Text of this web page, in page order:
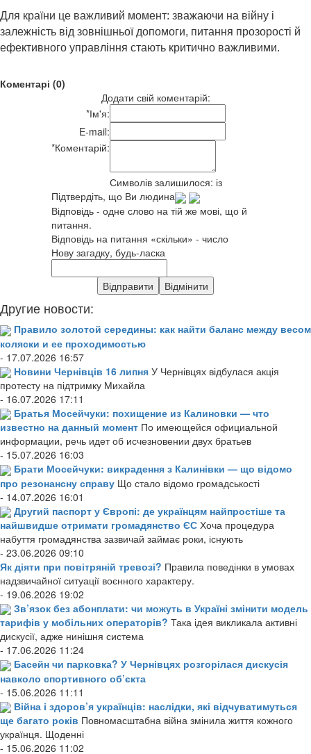
Для країни це важливий момент: зважаючи на війну і
залежність від зовнішньої допомоги, питання прозорості й
ефективного управління стають критично важливими.
Коментарі (0)
Додати свій коментарій:
*Ім'я:
E-mail:
*Коментарій:
Символів залишилося: із
Підтвердіть, що Ви людина
Відповідь - одне слово на тій же мові, що й
питання.
Відповідь на питання «скільки» - число
Нову загадку, будь-ласка
Другие новости:
Правило золотой середины: как найти баланс между весом
коляски и ее проходимостью
- 17.07.2026 16:57
Новини Чернівців 16 липня У Чернівцях відбулася акція
протесту на підтримку Михайла
- 16.07.2026 17:11
Братья Мосейчуки: похищение из Калиновки — что
известно на данный момент По имеющейся официальной
информации, речь идет об исчезновении двух братьев
- 15.07.2026 16:03
Брати Мосейчуки: викрадення з Калинівки — що відомо
про резонансну справу Що стало відомо громадськості
- 14.07.2026 16:01
Другий паспорт у Європі: де українцям найпростіше та
найшвидше отримати громадянство ЄС Хоча процедура
набуття громадянства зазвичай займає роки, існують
- 23.06.2026 09:10
Як діяти при повітряній тревозі? Правила поведінки в умовах
надзвичайної ситуації воєнного характеру.
- 19.06.2026 19:02
Зв’язок без абонплати: чи можуть в Україні змінити модель
тарифів у мобільних операторів? Така ідея викликала активні
дискусії, адже нинішня система
- 17.06.2026 11:24
Басейн чи парковка? У Чернівцях розгорілася дискусія
навколо спортивного об’єкта
- 15.06.2026 11:11
Війна і здоров’я українців: наслідки, які відчуватимуться
ще багато років Повномасштабна війна змінила життя кожного
українця. Щоденні
- 15.06.2026 11:02